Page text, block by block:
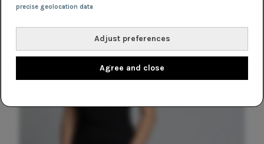
precise geolocation data
Adjust preferences
Agree and close
De beste sneakers voor elke jurklengte: zo
draag je sportief en chic